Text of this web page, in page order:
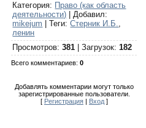
Категория: Право (как область
деятельности) |Добавил:
mikejum |Теги:Стерник И.Б.,
ленин
Просмотров:381 |Загрузок:182
Всего комментариев:0
Добавлять комментарии могут только
зарегистрированные пользователи.
[ Регистрация| Вход]